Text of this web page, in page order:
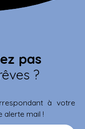
pas
?
à votre
alerte mail !